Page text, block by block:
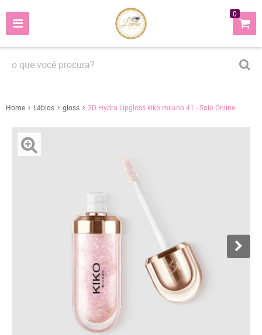
0
Home Lábios gloss 3D Hydra Lipgloss kiko milano 41 - Solo Online